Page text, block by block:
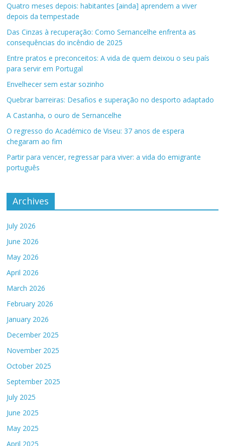
Quatro meses depois: habitantes [ainda] aprendem a viver
depois da tempestade
Das Cinzas à recuperação: Como Sernancelhe enfrenta as
consequências do incêndio de 2025
Entre pratos e preconceitos: A vida de quem deixou o seu país
para servir em Portugal
Envelhecer sem estar sozinho
Quebrar barreiras: Desafios e superação no desporto adaptado
A Castanha, o ouro de Sernancelhe
O regresso do Académico de Viseu: 37 anos de espera
chegaram ao fim
Partir para vencer, regressar para viver: a vida do emigrante
português
Archives
July 2026
June 2026
May 2026
April 2026
March 2026
February 2026
January 2026
December 2025
November 2025
October 2025
September 2025
July 2025
June 2025
May 2025
April 2025